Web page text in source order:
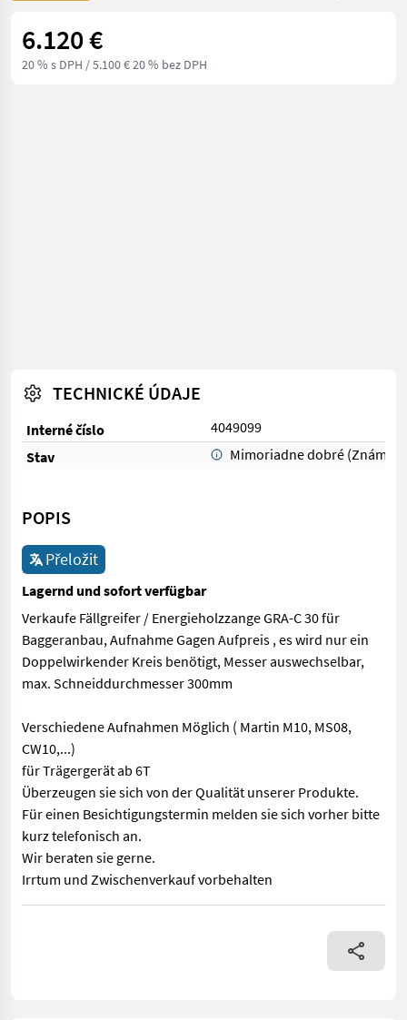
6.120 €
20 % s DPH / 5.100 € 20 % bez DPH
TECHNICKÉ ÚDAJE
Interné číslo
4049099
Stav
Mimoriadne dobré (Známka
POPIS
Přeložit
Lagernd und sofort verfügbar
Verkaufe Fällgreifer / Energieholzzange GRA-C 30 für
Baggeranbau, Aufnahme Gagen Aufpreis , es wird nur ein
Doppelwirkender Kreis benötigt, Messer auswechselbar,
max. Schneiddurchmesser 300mm
Verschiedene Aufnahmen Möglich ( Martin M10, MS08,
CW10,...)
für Trägergerät ab 6T
Überzeugen sie sich von der Qualität unserer Produkte.
Für einen Besichtigungstermin melden sie sich vorher bitte
kurz telefonisch an.
Wir beraten sie gerne.
Irrtum und Zwischenverkauf vorbehalten
Verkaufe Fällgreifer / Energieholzzange GRA-C 30 für